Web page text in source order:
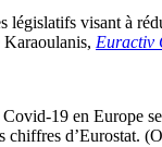
visant à
Karaoulanis, Euractiv
19 en Europe
chiffres d’Eurostat.